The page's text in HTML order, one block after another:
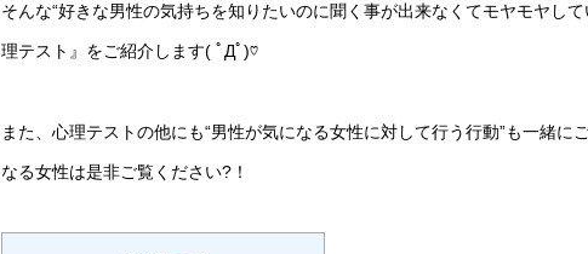
そんな“好きな男性の気持ちを知りたいのに聞く事が出来なくてモヤモヤし
理テスト』をご紹介します( ﾟДﾟ)♡
また、心理テストの他にも“男性が気になる女性に対して行う行動”も一緒
なる女性は是非ご覧ください?！